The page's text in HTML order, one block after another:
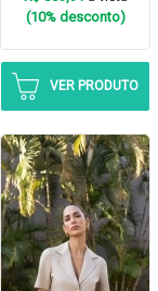
(10% desconto)
VER PRODUTO